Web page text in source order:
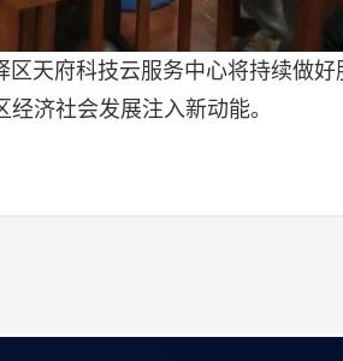
区天府科技云服务中心将持续做
济社会发展注入新动能。